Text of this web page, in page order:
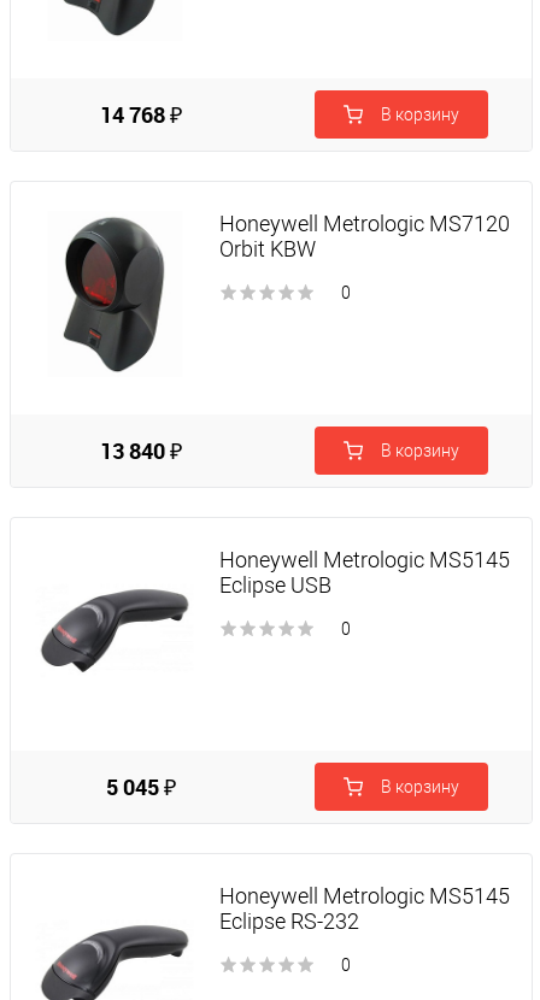
14 768 ₽ В корзину
Honeywell Metrologic MS7120
Orbit KBW
0
13 840 ₽ В корзину
Honeywell Metrologic MS5145
Eclipse USB
0
5 045 ₽ В корзину
Honeywell Metrologic MS5145
Eclipse RS-232
0